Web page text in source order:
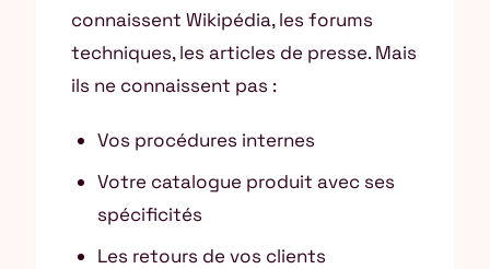
connaissent Wikipédia, les forums
techniques, les articles de presse. Mais
ils ne connaissent pas :
Vos procédures internes
Votre catalogue produit avec ses
spécificités
Les retours de vos clients